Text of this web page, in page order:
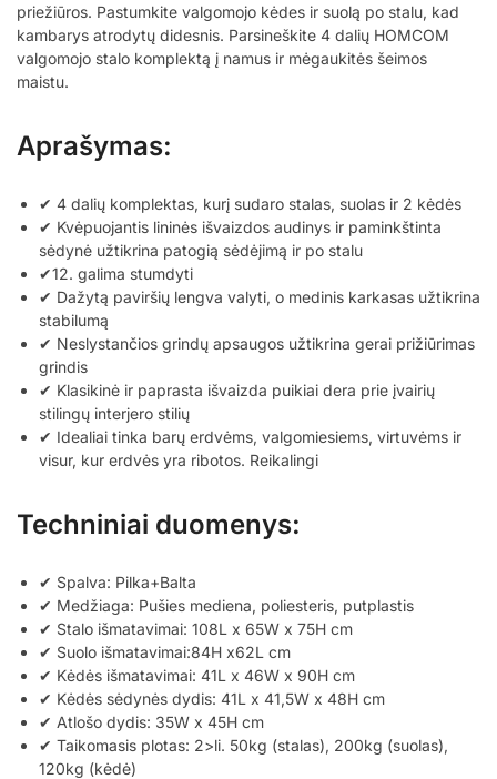
priežiūros. Pastumkite valgomojo kėdes ir suolą po stalu, kad
kambarys atrodytų didesnis. Parsineškite 4 dalių HOMCOM
valgomojo stalo komplektą į namus ir mėgaukitės šeimos
maistu.
Aprašymas:
✔ 4 dalių komplektas, kurį sudaro stalas, suolas ir 2 kėdės
✔ Kvėpuojantis lininės išvaizdos audinys ir paminkštinta
sėdynė užtikrina patogią sėdėjimą ir po stalu
✔12. galima stumdyti
✔ Dažytą paviršių lengva valyti, o medinis karkasas užtikrina
stabilumą
✔ Neslystančios grindų apsaugos užtikrina gerai prižiūrimas
grindis
✔ Klasikinė ir paprasta išvaizda puikiai dera prie įvairių
stilingų interjero stilių
✔ Idealiai tinka barų erdvėms, valgomiesiems, virtuvėms ir
visur, kur erdvės yra ribotos. Reikalingi
Techniniai duomenys:
✔ Spalva: Pilka+Balta
✔ Medžiaga: Pušies mediena, poliesteris, putplastis
✔ Stalo išmatavimai: 108L x 65W x 75H cm
✔ Suolo išmatavimai:84H x62L cm
✔ Kėdės išmatavimai: 41L x 46W x 90H cm
✔ Kėdės sėdynės dydis: 41L x 41,5W x 48H cm
✔ Atlošo dydis: 35W x 45H cm
✔ Taikomasis plotas: 2>li. 50kg (stalas), 200kg (suolas),
120kg (kėdė)